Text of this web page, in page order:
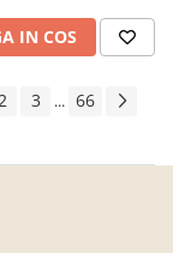
IN COS
2 3 ... 66